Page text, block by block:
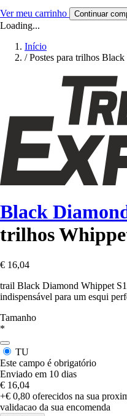
Ver meu carrinho Continuar
Loading...
Início
/ Postes para trilhos
Black
trilhos
€ 16,04
trail Black Diamond Whippet
indispensável para um esqui
Tamanho
*
TU
Este campo é obrigatório
Enviado em 10 dias
€ 16,04
+€ 0,80 oferecidos na sua
validacao da sua encomenda